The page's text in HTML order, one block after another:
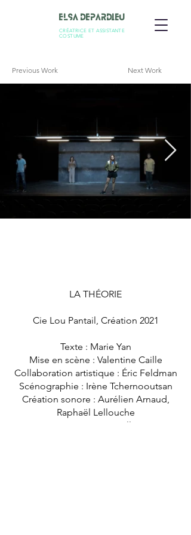
Elsa Depardieu
CRÉATRICE ET ASSISTANTE
COSTUME
Previous Work Next Work
LA THÉORIE
Cie Lou Pantail, Création 2021
Texte : Marie Yan
Mise en scène : Valentine Caille
Collaboration artistique : Éric Feldman
Scénographie : Irène Tchernooutsan
Création sonore : Aurélien Arnaud,
Raphaël Lellouche
Lumières : Marco Hollinger